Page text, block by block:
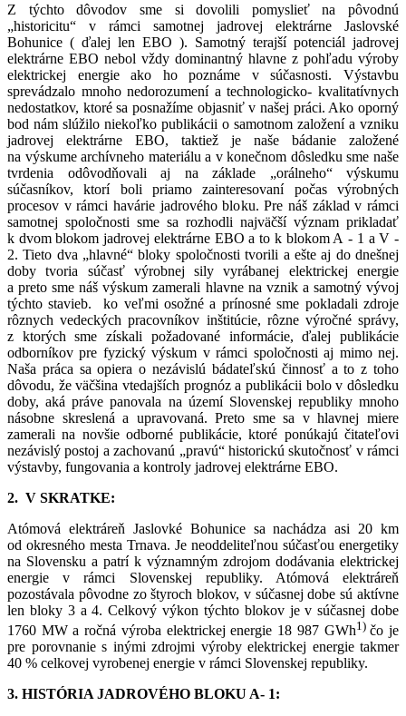
Z týchto dôvodov sme si dovolili pomyslieť na pôvodnú
„historicitu“ v rámci samotnej jadrovej elektrárne Jaslovské
Bohunice ( ďalej len EBO ). Samotný terajší potenciál jadrovej
elektrárne EBO nebol vždy dominantný hlavne z pohľadu výroby
elektrickej energie ako ho poznáme v súčasnosti. Výstavbu
sprevádzalo mnoho nedorozumení a technologicko- kvalitatívnych
nedostatkov, ktoré sa posnažíme objasniť v našej práci. Ako oporný
bod nám slúžilo niekoľko publikácii o samotnom založení a vzniku
jadrovej elektrárne EBO, taktiež je naše bádanie založené
na výskume archívneho materiálu a v konečnom dôsledku sme naše
tvrdenia odôvodňovali aj na základe „orálneho“ výskumu
súčasníkov, ktorí boli priamo zainteresovaní počas výrobných
procesov v rámci havárie jadrového bloku. Pre náš základ v rámci
samotnej spoločnosti sme sa rozhodli najväčší význam prikladať
k dvom blokom jadrovej elektrárne EBO a to k blokom A - 1 a V -
2. Tieto dva „hlavné“ bloky spoločnosti tvorili a ešte aj do dnešnej
doby tvoria súčasť výrobnej sily vyrábanej elektrickej energie
a preto sme náš výskum zamerali hlavne na vznik a samotný vývoj
týchto stavieb. ko veľmi osožné a prínosné sme pokladali zdroje
rôznych vedeckých pracovníkov inštitúcie, rôzne výročné správy,
z ktorých sme získali požadované informácie, ďalej publikácie
odborníkov pre fyzický výskum v rámci spoločnosti aj mimo nej.
Naša práca sa opiera o nezávislú bádateľskú činnosť a to z toho
dôvodu, že väčšina vtedajších prognóz a publikácii bolo v dôsledku
doby, aká práve panovala na území Slovenskej republiky mnoho
násobne skreslená a upravovaná. Preto sme sa v hlavnej miere
zamerali na novšie odborné publikácie, ktoré ponúkajú čitateľovi
nezávislý postoj a zachovanú „pravú“ historickú skutočnosť v rámci
výstavby, fungovania a kontroly jadrovej elektrárne EBO.
2. V SKRATKE:
Atómová elektráreň Jaslovké Bohunice sa nachádza asi 20 km
od okresného mesta Trnava. Je neoddeliteľnou súčasťou energetiky
na Slovensku a patrí k významným zdrojom dodávania elektrickej
energie v rámci Slovenskej republiky. Atómová elektráreň
pozostávala pôvodne zo štyroch blokov, v súčasnej dobe sú aktívne
len bloky 3 a 4. Celkový výkon týchto blokov je v súčasnej dobe
1760 MW a ročná výroba elektrickej energie 18 987 GWh1) čo je
pre porovnanie s inými zdrojmi výroby elektrickej energie takmer
40 % celkovej vyrobenej energie v rámci Slovenskej republiky.
3. HISTÓRIA JADROVÉHO BLOKU A- 1: